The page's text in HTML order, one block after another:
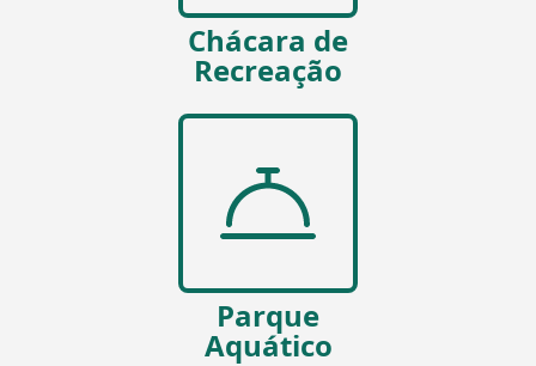
Chácara de
Recreação
Parque
Aquático